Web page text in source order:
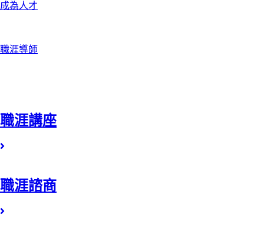
成為人才
職涯導師
職涯講座
職涯諮商